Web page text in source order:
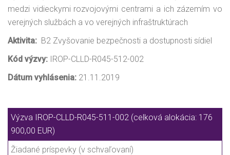
medzi vidieckymi rozvojovými centrami a ich zázemím vo
verejných službách a vo verejných infraštruktúrach
Aktivita: B2 Zvyšovanie bezpečnosti a dostupnosti sídiel
Kód výzvy: IROP-CLLD-R045-512-002
Dátum vyhlásenia: 21.11.2019
Výzva IROP-CLLD-R045-511-002 (celková alokácia: 176
900,00 EUR)
Žiadané príspevky (v schvaľovaní)